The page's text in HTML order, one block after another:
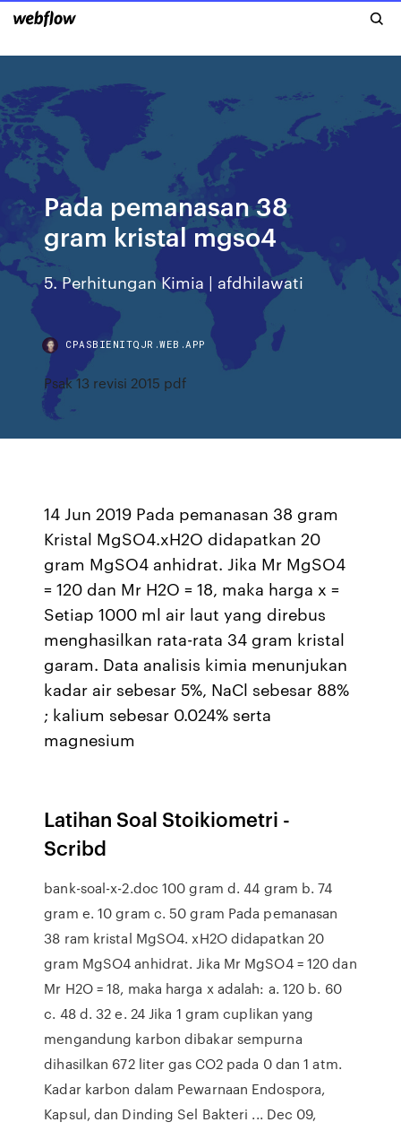
Pada pemanasan 38
gram kristal mgso4
5. Perhitungan Kimia | afdhilawati
CPASBIENITQJR.WEB.APP
Psak 13 revisi 2015 pdf
14 Jun 2019 Pada pemanasan 38 gram
Kristal MgSO4.xH2O didapatkan 20
gram MgSO4 anhidrat. Jika Mr MgSO4
= 120 dan Mr H2O = 18, maka harga x =
Setiap 1000 ml air laut yang direbus
menghasilkan rata-rata 34 gram kristal
garam. Data analisis kimia menunjukan
kadar air sebesar 5%, NaCl sebesa­r 88%
; kalium sebesar 0.024% serta
magnesium
Latihan Soal Stoikiometri -
Scribd
bank-soal-x-2.doc 100 gram d. 44 gram b. 74
gram e. 10 gram c. 50 gram Pada pemanasan
38 ram kristal MgSO4. xH2O didapatkan 20
gram MgSO4 anhidrat. Jika Mr MgSO4 = 120 dan
Mr H2O = 18, maka harga x adalah: a. 120 b. 60
c. 48 d. 32 e. 24 Jika 1 gram cuplikan yang
mengandung karbon dibakar sempurna
dihasilkan 672 liter gas CO2 pada 0 dan 1 atm.
Kadar karbon dalam Pewarnaan Endospora,
Kapsul, dan Dinding Sel Bakteri ... Dec 09,